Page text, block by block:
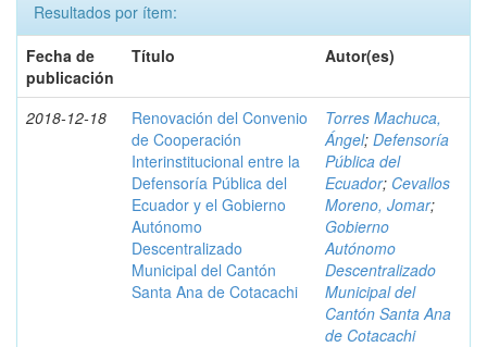
Resultados por ítem:
Fecha de
publicación
Título Autor(es)
2018-12-18
Renovación del Convenio
de Cooperación
Interinstitucional entre la
Defensoría Pública del
Ecuador y el Gobierno
Autónomo
Descentralizado
Municipal del Cantón
Santa Ana de Cotacachi
Torres Machuca,
Ángel; Defensoría
Pública del
Ecuador; Cevallos
Moreno, Jomar;
Gobierno
Autónomo
Descentralizado
Municipal del
Cantón Santa Ana
de Cotacachi